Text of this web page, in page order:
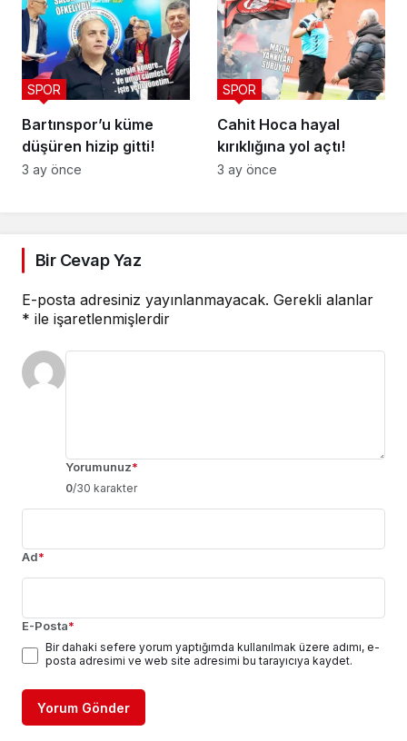
Bartınspor’u küme
düşüren hizip gitti!
SPOR
3 ay önce
Cahit Hoca hayal
kırıklığına yol açtı!
SPOR
3 ay önce
Bir Cevap Yaz
E-posta adresiniz yayınlanmayacak. Gerekli alanlar
* ile işaretlenmişlerdir
Yorumunuz*
0/30 karakter
Ad*
E-Posta*
Bir dahaki sefere yorum yaptığımda kullanılmak üzere adımı, e-
posta adresimi ve web site adresimi bu tarayıcıya kaydet.
Yorum Gönder